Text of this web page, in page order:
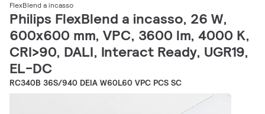
FlexBlend a incasso
Philips FlexBlend a incasso, 26 W,
600x600 mm, VPC, 3600 lm, 4000 K,
CRI>90, DALI, Interact Ready, UGR19,
EL-DC
RC340B 36S/940 DEIA W60L60 VPC PCS SC